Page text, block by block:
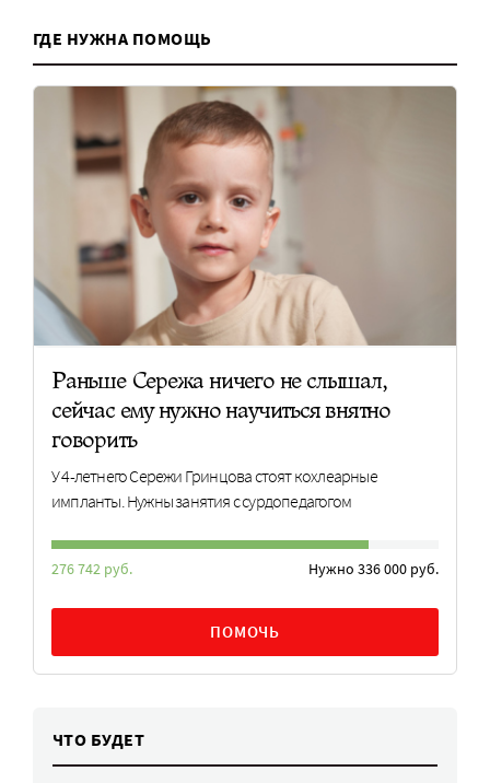
ГДЕ НУЖНА ПОМОЩЬ
Раньше Сережа ничего не слышал,
сейчас ему нужно научиться внятно
говорить
У 4-летнего Сережи Гринцова стоят кохлеарные
импланты. Нужны занятия с сурдопедагогом
276 742 руб. Нужно 336 000 руб.
ПОМОЧЬ
ЧТО БУДЕТ